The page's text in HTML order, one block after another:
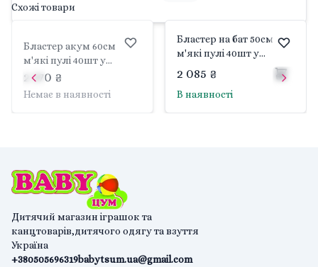
Схожі товари
Бластер акум 60см
м'які пулі 40шт у
коробці 65*31*14см
SB250 Китай
2 370 ₴
Немає в наявності
Бластер на бат 50см
м'які пулі 40шт у
коробці 57*29*10см 7121
Китай
2 085 ₴
В наявності
Дитячий магазин іграшок та
канцтоварів,дитячого одягу та взуття
Україна
+380505696319babytsum.ua@gmail.com